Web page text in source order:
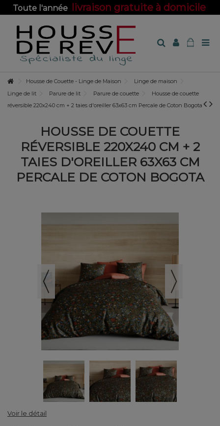
Toute l'année livraison gratuite à domicile
Housse de Couette - Linge de Maison
Linge de maison
Linge de lit
Parure de lit Parure de couette
Housse de couette
réversible 220x240 cm + 2 taies d'oreiller 63x63 cm Percale de Coton Bogota
HOUSSE DE COUETTE
RÉVERSIBLE 220X240 CM + 2
TAIES D'OREILLER 63X63 CM
PERCALE DE COTON BOGOTA
Voir le détail